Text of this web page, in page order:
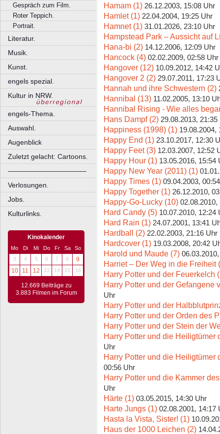
Gespräch zum Film.
Roter Teppich.
Portrait.
Literatur.
Musik.
Kunst.
engels spezial.
Kultur in NRW.
engels-Thema.
Auswahl.
Augenblick
Zuletzt gelacht: Cartoons.
––––––––––––––––––––
Verlosungen.
Jobs.
Kulturlinks.
Kinokalender
Mo Di Mi Do Fr Sa
So
3
4 5 6 7 8
9
10
11 12 13 14 15 16
12.669 Beiträge zu
3.883 Filmen im Forum
Hamam (1) 26.12.2003, 15:08 Uhr
Hamlet (1) 22.04.2004, 19:25 Uhr
Hamnet (1) 31.01.2026, 23:10 Uhr
Hampstead Park – Aussicht auf
Hana-bi (2) 14.12.2006, 12:09 Uhr
Hancock (4) 02.02.2009, 02:58 Uhr
Hangover (12) 10.09.2012, 14:42
Hangover 2 (2) 29.07.2011, 17:23
Hannah und ihre Schwestern (2)
Hannibal (13) 11.02.2005, 13:10
Hannibal Rising - Wie alles
Hans Dampf (2) 29.08.2013, 21:35
Happiness (1998) (1) 19.08.2004,
Happy End (1) 23.10.2017, 12:30
Happy Feet (3) 12.03.2007, 12:52
Happy Hour (1) 13.05.2016, 15:54
Happy New Year (2011) (1)
Happy Times (1) 09.04.2003,
Happy Together (1) 26.12.2010,
Happy-Go-Lucky (10) 02.08.2010,
Hard Candy (5) 10.07.2010, 12:24
Hard Rain (1) 24.07.2001, 13:41
Hardball (2) 22.02.2003, 21:16 Uhr
Hardcover (1) 19.03.2008, 20:42
Harold und Maude (7)
Harriet – Der Weg in die Freiheit
Harry Potter und der Feuerkelch
Harry Potter und der Gefangene
Uhr
Harry Potter und der
Harry Potter und der Orden des
Harry Potter und der Stein der
Harry Potter und die Heiligtümer
Uhr
Harry Potter und die Heiligtümer
00:56 Uhr
Harry Potter und die Kammer
Uhr
Härte (1) 03.05.2015, 14:30 Uhr
Harte Jungs (1) 02.08.2001, 14:17
Hasta la Vista, Sister! (1)
Haus der 1000 Leichen (2)